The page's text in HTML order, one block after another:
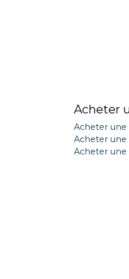
Acheter
Acheter une
Acheter une
Acheter une